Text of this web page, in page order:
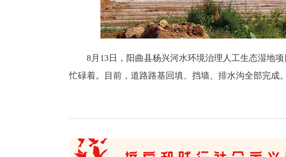
8月13日，阳曲县杨兴河水环境治理人工生态湿地项
忙碌着。目前，道路路基回填、挡墙、排水沟全部完成